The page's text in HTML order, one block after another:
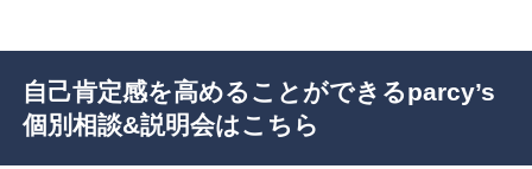
自己肯定感を高めることができるparcy’s
個別相談&説明会はこちら